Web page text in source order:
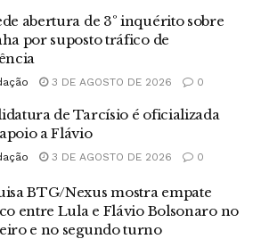
abertura de 3º inquérito sobre
por suposto tráfico de
3 DE AGOSTO DE 2026 0
de Tarcísio é oficializada
a Flávio
3 DE AGOSTO DE 2026 0
BTG/Nexus mostra empate
entre Lula e Flávio Bolsonaro no
e no segundo turno